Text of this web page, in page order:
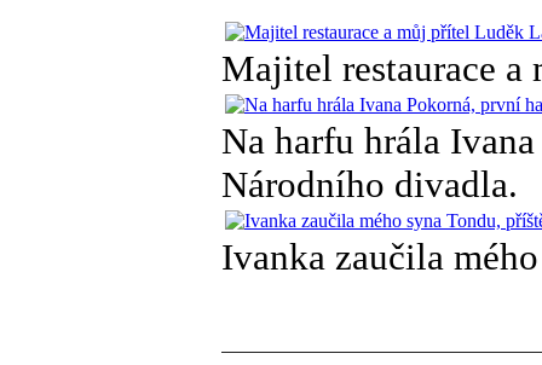
Majitel restaurace
Na harfu hrála
Národního divadla.
Ivanka zaučila